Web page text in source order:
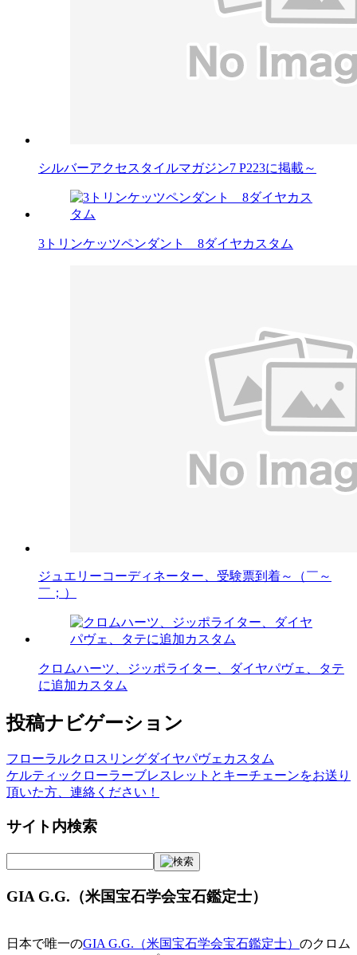
シルバーアクセスタイルマガジン7 P223に掲載～
3トリンケッツペンダント 8ダイヤカスタム
ジュエリーコーディネーター、受験票到着～（￣～
￣；）
クロムハーツ、ジッポライター、ダイヤパヴェ、タテ
に追加カスタム
投稿ナビゲーション
フローラルクロスリングダイヤパヴェカスタム
ケルティックローラーブレスレットとキーチェーンをお送り
頂いた方、連絡ください！
サイト内検索
GIA G.G.（米国宝石学会宝石鑑定士）
日本で唯一のGIA G.G.（米国宝石学会宝石鑑定士） のクロム